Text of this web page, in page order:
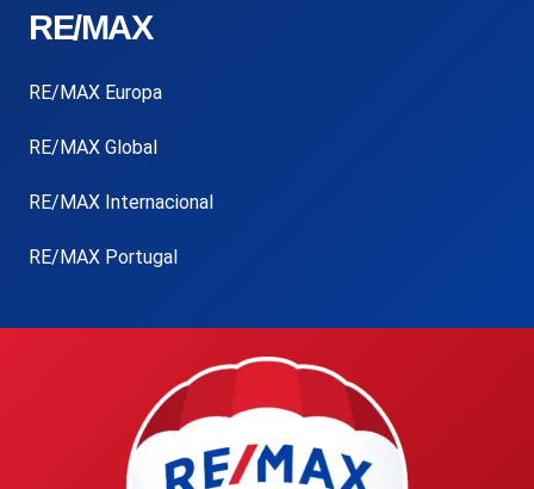
RE/MAX
RE/MAX Europa
RE/MAX Global
RE/MAX Internacional
RE/MAX Portugal